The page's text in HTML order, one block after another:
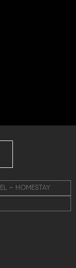
– HOMESTAY